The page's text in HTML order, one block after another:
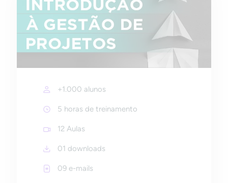
+1.000 alunos
5 horas de treinamento
12 Aulas
01 downloads
09 e-mails